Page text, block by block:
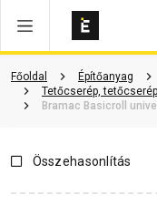
Főoldal Építőanyag
Tetőcserép,
Bramac Basicroll
Vásárlói vélemények
Összehasonlítás